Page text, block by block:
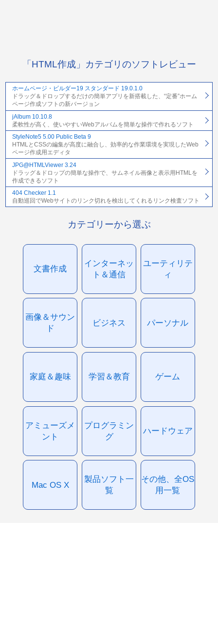
「HTML作成」カテゴリのソフトレビュー
ホームページ・ビルダー19 スタンダード 19.0.1.0
ドラッグ＆ドロップするだけの簡単アプリを新搭載した、“定番”ホーム
ページ作成ソフトの新バージョン
jAlbum 10.10.8
柔軟性が高く、使いやすいWebアルバムを簡単な操作で作れるソフト
StyleNote5 5.00 Public Beta 9
HTMLとCSSの編集が高度に融合し、効率的な作業環境を実現したWeb
ページ作成用エディタ
JPG@HTMLViewer 3.24
ドラッグ＆ドロップの簡単な操作で、サムネイル画像と表示用HTMLを
作成できるソフト
404 Checker 1.1
自動巡回でWebサイトのリンク切れを検出してくれるリンク検査ソフト
カテゴリーから選ぶ
文書作成
インターネッ
ト＆通信
ユーティリテ
ィ
画像＆サウン
ド
ビジネス パーソナル
家庭＆趣味 学習＆教育 ゲーム
アミューズメ
ント
プログラミン
グ
ハードウェア
Mac OS X
製品ソフト一
覧
その他、全OS
用一覧